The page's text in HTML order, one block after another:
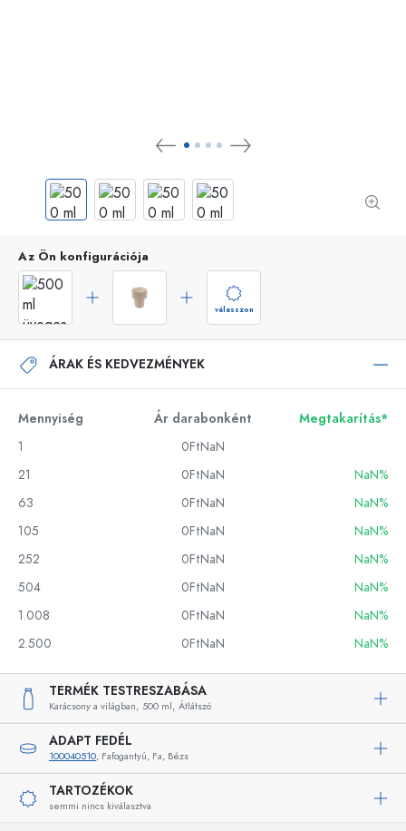
Az Ön konfigurációja
válasszon
ÁRAK ÉS KEDVEZMÉNYEK
Mennyiség Ár darabonként
Megtakarítás*
1
0FtNaN
21
0FtNaN
NaN%
63
0FtNaN
NaN%
105
0FtNaN
NaN%
252
0FtNaN
NaN%
504
0FtNaN
NaN%
1.008
0FtNaN
NaN%
2.500
0FtNaN NaN%
TERMÉK TESTRESZABÁSA
Karácsony a világban, 500 ml, Átlátszó
ADAPT FEDÉL
100040510, Fafogantyú, Fa, Bézs
TARTOZÉKOK
semmi nincs kiválasztva